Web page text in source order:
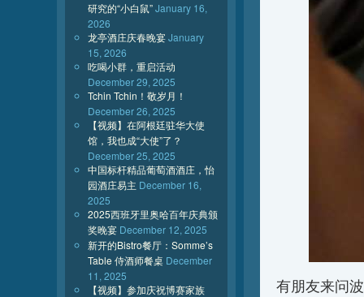
有朋友来问
研究的“小白鼠”January 16,
2026
龙亭酒庄庆春晚宴January
15, 2026
吃喝小群，重启活动
December 29, 2025
Tchin Tchin！敬岁月！
December 26, 2025
【视频】在阿根廷驻华大使
馆，我也成“大使”了？
December 25, 2025
中国标杆精品葡萄酒酒庄，怡
园酒庄易主 December 16,
2025
2025西班牙里奥哈百年庆典颁
奖晚宴 December 12, 2025
新开的Bistro餐厅：Somme’s
Table 侍酒师餐桌 December
11, 2025
【视频】参加庆祝博赛家族